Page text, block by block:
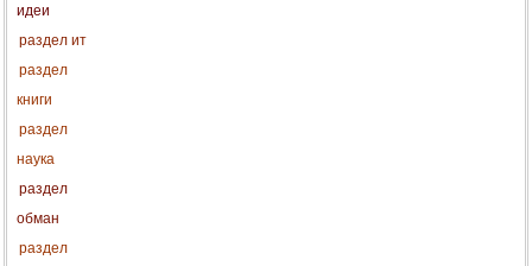
идеи
раздел ит
раздел
книги
раздел
наука
раздел
обман
раздел